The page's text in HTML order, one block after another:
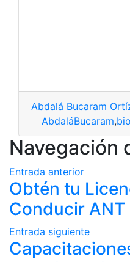
Abdalá Bucaram
AbdaláBucaram,
Navegación
Entrada anterior
Obtén tu
Conducir ANT
Entrada siguiente